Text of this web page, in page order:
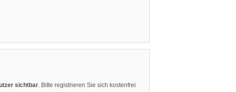
sichtbar . Bitte registrieren Sie sich kostenfrei